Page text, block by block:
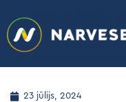
23 jūlijs, 2024